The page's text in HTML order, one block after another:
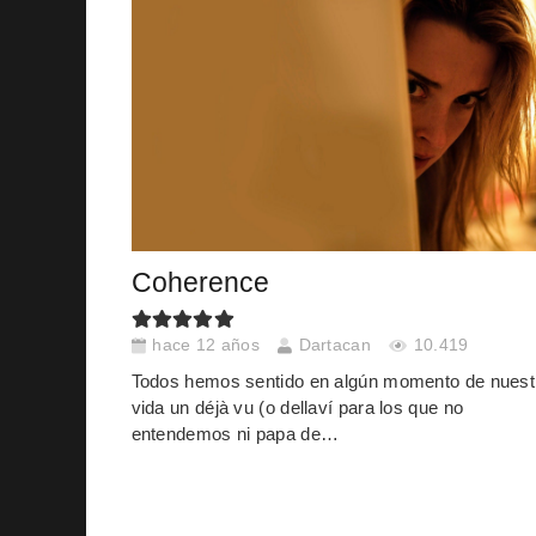
Coherence
hace 12 años Dartacan 10.419
Todos hemos sentido en algún momento de
vida un déjà vu (o dellaví para los que no
entendemos ni papa de…